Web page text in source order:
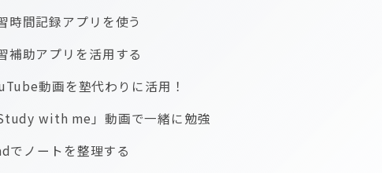
間記録アプリを使う
補助アプリを活用する
動画を塾代わりに活用！
with me」動画で一緒に勉強
でノートを整理する